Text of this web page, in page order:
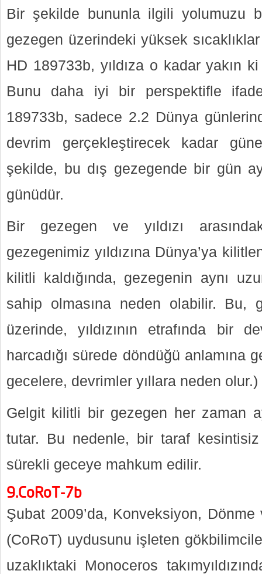
Bir şekilde bununla ilgili yolumuzu
gezegen üzerindeki yüksek
HD 189733b, yıldıza o kadar yakın
Bunu daha iyi bir perspektifle
189733b, sadece 2.2 Dünya
devrim gerçekleştirecek kadar
şekilde, bu dış gezegende bir gün
günüdür.
Bir gezegen ve yıldızı
gezegenimiz yıldızına Dünya’ya
kilitli kaldığında, gezegenin aynı
sahip olmasına neden olabilir. Bu,
üzerinde, yıldızının etrafında bir
harcadığı sürede döndüğü anlamına
gecelere, devrimler yıllara neden olur.)
Gelgit kilitli bir gezegen her zaman
tutar. Bu nedenle, bir taraf
sürekli geceye mahkum edilir.
9.CoRoT-7b
Şubat 2009’da, Konveksiyon,
(CoRoT) uydusunu işleten
uzaklıktaki Monoceros